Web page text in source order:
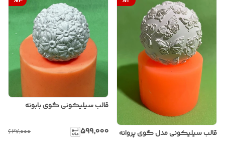
قالب سیلیکونی مدل گوی پروانه
قالب سیلیکونی گوی بابونه
۵۹۹٬۰۰۰ ۶۲۷٬۰۰۰